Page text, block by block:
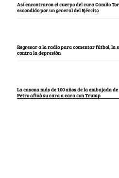
Así encontraron el cuerpo del cura Camilo
escondido por un general del Ejército
Regresar a la radio para comentar fútbol, la
contra la depresión
La casona más de 100 años de la embajada
Petro afinó su cara a cara con Trump